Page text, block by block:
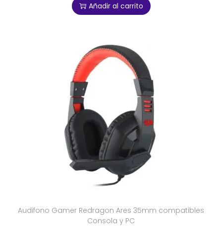
Añadir al carrito
Audifono Gamer Redragon Ares 35mm compatibles
Consola y PC